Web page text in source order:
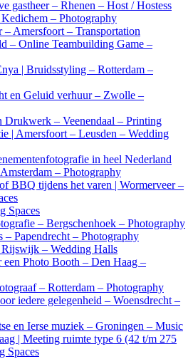
gastheer – Rhenen – Host / Hostess
– Photography
Amersfoort – Transportation
– Online Teambuilding Game –
| Bruidsstyling – Rotterdam –
en Geluid verhuur – Zwolle –
Drukwerk – Veenendaal – Printing
| Amersfoort – Leusden – Wedding
in heel Nederland
– Photography
BBQ tijdens het varen | Wormerveer –
Spaces
– Bergschenhoek – Photography
Papendrecht – Photography
– Wedding Halls
Photo Booth – Den Haag –
– Rotterdam – Photography
iedere gelegenheid – Woensdrecht –
en Ierse muziek – Groningen – Music
| Meeting ruimte type 6 (42 t/m 275
Spaces